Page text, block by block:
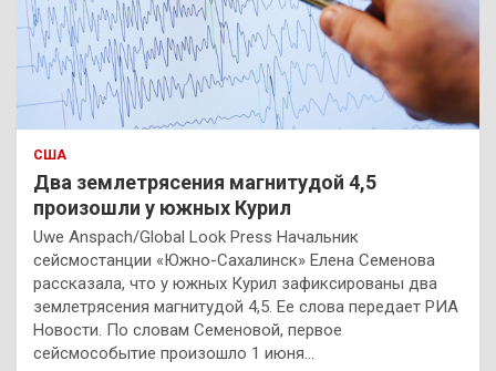
США
Два землетрясения магнитудой 4,5
произошли у южных Курил
Uwe Anspach/Global Look Press Начальник
сейсмостанции «Южно-Сахалинск» Елена Семенова
рассказала, что у южных Курил зафиксированы два
землетрясения магнитудой 4,5. Ее слова передает РИА
Новости. По словам Семеновой, первое
сейсмособытие произошло 1 июня…